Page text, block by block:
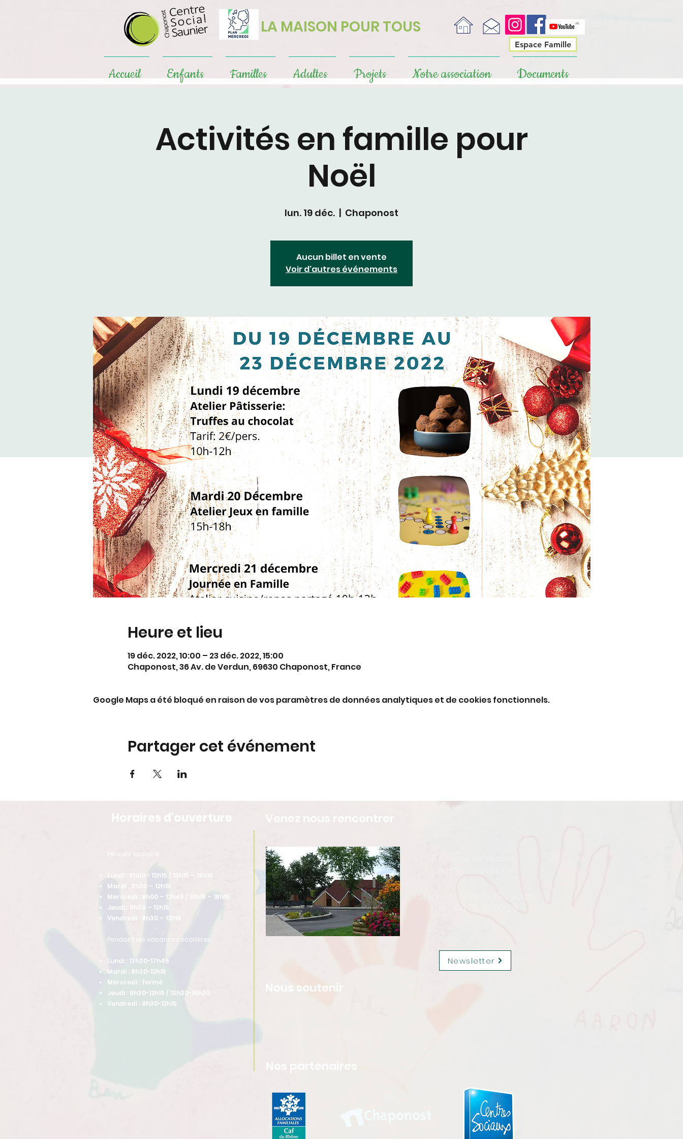
LA MAISON POUR TOUS
Espace Famille
Accueil Enfants Familles Adultes Projets Notre association Documents
Activités en famille pour
Noël
lun. 19 déc.
  |
Chaponost
Aucun billet en vente
Voir d'autres événements
Heure et lieu
19 déc. 2022, 10:00 – 23 déc. 2022, 15:00
Chaponost, 36 Av. de Verdun, 69630 Chaponost, France
Google Maps a été bloqué en raison de vos paramètres de données analytiques et de cookies fonctionnels.
Partager cet événement
Horaires d'ouverture Venez nous rencontrer
​Période scolaire:
Lundi : 9h00 - 12h15 / 13h15 – 18h15
Mardi : 8h30 – 12h15
Mercredi : 8h00 – 12h45 / 13h15 – 18h15
Jeudi : 8h30 – 12h15
Vendredi : 8h30 – 12h15
Pendant les vacances scolaires:
Lundi : 13h30-17h45
Mardi : 8h30-12h15
Mercredi : fermé
Jeudi : 8h30-12h15 / 13h30-16h30
Vendredi : 8h30-12h15
Nous soutenir
TCL ligne 12 arrêt CENTRE SOCIAL
Newsletter
Nos partenaires